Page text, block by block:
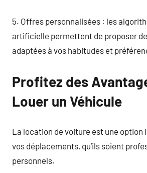
5. Offres personnalisées : les
artificielle permettent de proposer
adaptées à vos habitudes et
Profitez des
Louer un Véhicule
La location de voiture est une option
vos déplacements, qu’ils soient
personnels.